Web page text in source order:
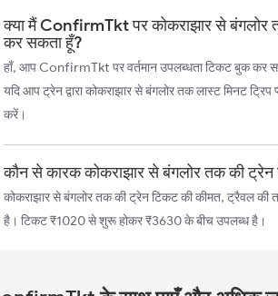
क्या मैं ConfirmTkt पर कोकराझार से बंगलोर
कर सकता हूँ?
हाँ, आप ConfirmTkt पर वर्तमान उपलब्धता टिकट बुक कर
यदि आप ट्रेन द्वारा कोकराझार से बंगलोर तक लास्ट मिनट
करें।
कौन से कारक कोकराझार से बंगलोर तक की ट्रेन
कोकराझार से बंगलोर तक की ट्रेन टिकट की कीमत, ट्रैवल की
है। टिकट ₹1020 से शुरू होकर ₹3630 के बीच उपलब्ध है।